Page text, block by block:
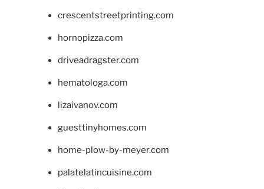
crescentstreetprinting.com
hornopizza.com
driveadragster.com
hematologa.com
lizaivanov.com
guesttinyhomes.com
home-plow-by-meyer.com
palatelatincuisine.com